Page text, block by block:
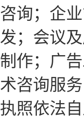
咨询；企
发；会议
制作；广
术咨询服
执照依法